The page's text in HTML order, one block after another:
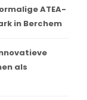
ATEA-
in Berchem
als